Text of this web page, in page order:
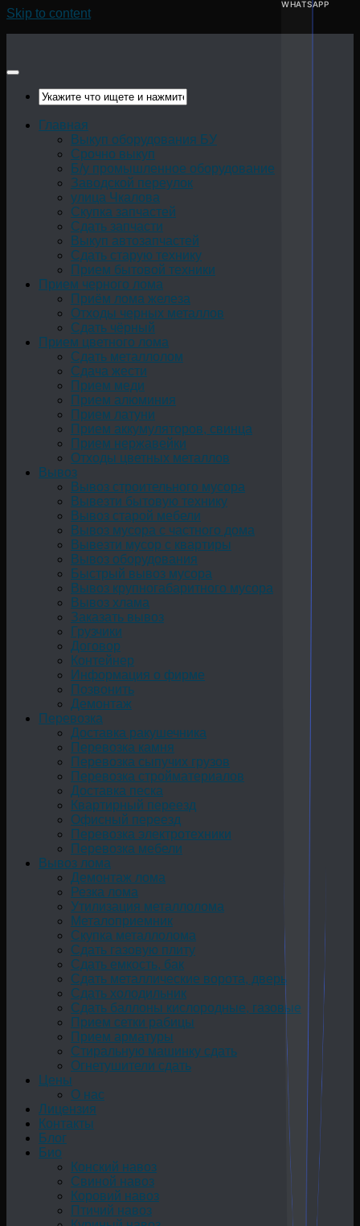
Skip to content
Главная
Выкуп оборудования БУ
Срочно выкуп
Б/у промышленное оборудование
Заводской переулок
улица Чкалова
Скупка запчастей
Сдать запчасти
Выкуп автозапчастей
Сдать старую технику
Прием бытовой техники
Прием черного лома
Приём лома железа
Отходы черных металлов
Сдать чёрный
Прием цветного лома
Сдать металлолом
Сдача жести
Прием меди
Прием алюминия
Прием латуни
Прием аккумуляторов, свинца
Прием нержавейки
Отходы цветных металлов
Вывоз
Вывоз строительного мусора
Вывезти бытовую технику
Вывоз старой мебели
Вывоз мусора с частного дома
Вывезти мусор с квартиры
Вывоз оборудования
Быстрый вывоз мусора
Вывоз крупногабаритного мусора
Вывоз хлама
Заказать вывоз
Грузчики
Договор
Контейнер
Информация о фирме
Позвонить
Демонтаж
Перевозка
Доставка ракушечника
Перевозка камня
Перевозка сыпучих грузов
Перевозка стройматериалов
Доставка песка
Квартирный переезд
Офисный переезд
Перевозка электротехники
Перевозка мебели
Вывоз лома
Демонтаж лома
Резка лома
Утилизация металлолома
Металоприемник
Скупка металлолома
Сдать газовую плиту
Сдать емкость, бак
Cдать металлические ворота, дверь
Сдать холодильник
Сдать баллоны кислородные, газовые
Прием сетки рабицы
Прием арматуры
Стиральную машинку сдать
Огнетушители сдать
Цены
О нас
Лицензия
Контакты
Блог
Био
Конский навоз
Свиной навоз
Коровий навоз
Птичий навоз
WHATSAPP